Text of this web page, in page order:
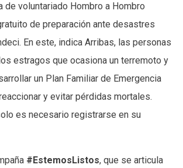
de voluntariado Hombro a Hombro
de preparación ante desastres
En este, indica Arribas, las personas
estragos que ocasiona un terremoto y
un Plan Familiar de Emergencia
y evitar pérdidas mortales.
es necesario registrarse en su
#EstemosListos, que se articula